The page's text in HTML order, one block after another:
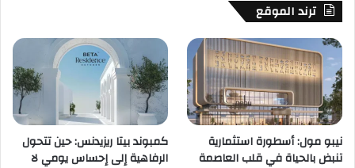
ترند الموقع
نيبو مول: أسطورة استثمارية
تنبض بالحياة في قلب العاصمة
كمبوند بيتا ريزيدنس: حين تتحول
الرفاهية إلى إحساس يومي لا